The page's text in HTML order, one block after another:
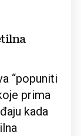
“popuniti
prima
kada